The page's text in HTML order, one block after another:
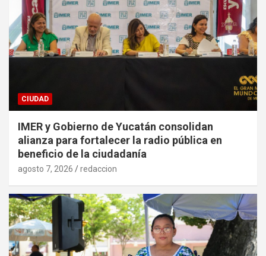
CIUDAD
IMER y Gobierno de Yucatán consolidan
alianza para fortalecer la radio pública en
beneficio de la ciudadanía
agosto 7, 2026 redaccion